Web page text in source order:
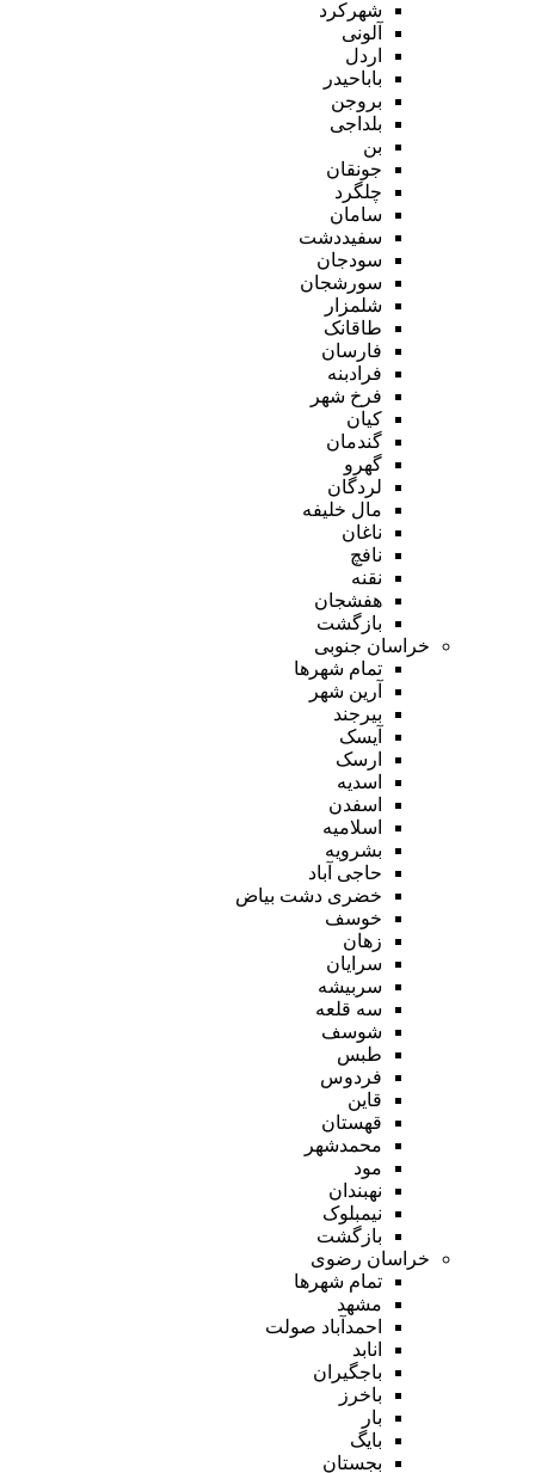
شهرکرد
آلونی
اردل
باباحیدر
بروجن
بلداجی
بن
جونقان
چلگرد
سامان
سفیددشت
سودجان
سورشجان
شلمزار
طاقانک
فارسان
فرادبنه
فرخ شهر
کیان
گندمان
گهرو
لردگان
مال خلیفه
ناغان
نافچ
نقنه
هفشجان
بازگشت
خراسان جنوبی
تمام شهر‌ها
آرین شهر
بیرجند
آیسک
ارسک
اسدیه
اسفدن
اسلامیه
بشرویه
حاجی آباد
خضری دشت بیاض
خوسف
زهان
سرایان
سربیشه
سه قلعه
شوسف
طبس
فردوس
قاین
قهستان
محمدشهر
مود
نهبندان
نیمبلوک
بازگشت
خراسان رضوی
تمام شهر‌ها
مشهد
احمدآباد صولت
انابد
باجگیران
باخرز
بار
بایگ
بجستان